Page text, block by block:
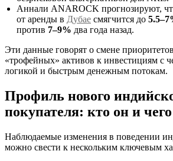
Аннaли ANAROCK прогнозируют,
от аренды в Дубае смягчится до
против 7–9% два года назад.
Эти данные говорят о смене
«трофейных» активов к инвестициям с
логикой и быстрым денежным потокам.
Профиль нового
покупателя: кто он и
Наблюдаемые изменения в поведении
можно свести к нескольким ключевым